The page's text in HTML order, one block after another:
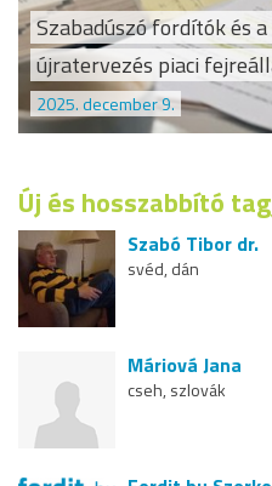
Szabadúszó fordítók és
újratervezés piaci
2025. december 9.
Új és hosszabbító
Szabó Tibor dr.
svéd, dán
Máriová Jana
cseh, szlovák